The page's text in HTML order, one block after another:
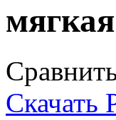
Скачать